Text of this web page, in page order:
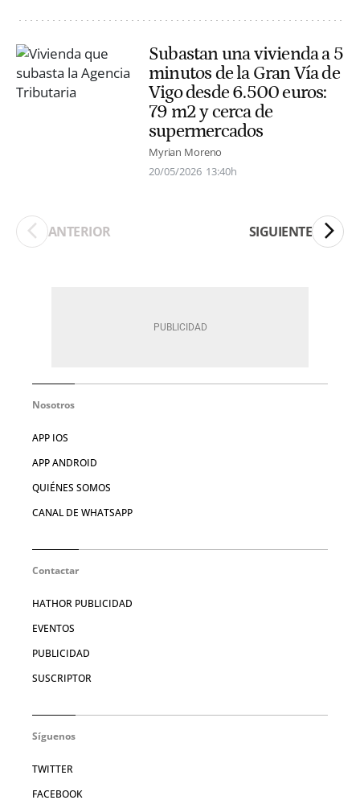
Subastan una vivienda a 5
minutos de la Gran Vía de
Vigo desde 6.500 euros:
79 m2 y cerca de
supermercados
Myrian Moreno
20/05/2026 13:40h
ANTERIOR SIGUIENTE
Nosotros
APP IOS
APP ANDROID
QUIÉNES SOMOS
CANAL DE WHATSAPP
Contactar
HATHOR PUBLICIDAD
EVENTOS
PUBLICIDAD
SUSCRIPTOR
Síguenos
TWITTER
FACEBOOK